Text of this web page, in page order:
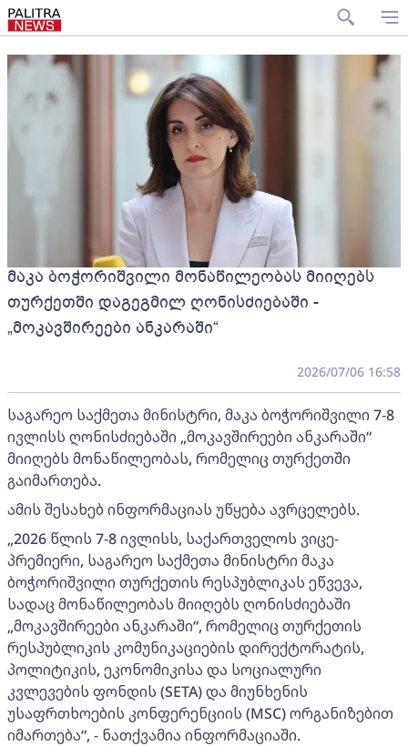
მაკა ბოჭორიშვილი მონაწილეობას მიიღებს
თურქეთში დაგეგმილ ღონისძიებაში -
„მოკავშირეები ანკარაში“
2026/07/06 16:58
საგარეო საქმეთა მინისტრი, მაკა ბოჭორიშვილი 7-8
ივლისს ღონისძიებაში „მოკავშირეები ანკარაში“
მიიღებს მონაწილეობას, რომელიც თურქეთში
გაიმართება.
ამის შესახებ ინფორმაციას უწყება ავრცელებს.
„2026 წლის 7-8 ივლისს, საქართველოს ვიცე-
პრემიერი, საგარეო საქმეთა მინისტრი მაკა
ბოჭორიშვილი თურქეთის რესპუბლიკას ეწვევა,
სადაც მონაწილეობას მიიღებს ღონისძიებაში
„მოკავშირეები ანკარაში“, რომელიც თურქეთის
რესპუბლიკის კომუნიკაციების დირექტორატის,
პოლიტიკის, ეკონომიკისა და სოციალური
კვლევების ფონდის (SETA) და მიუნხენის
უსაფრთხოების კონფერენციის (MSC) ორგანიზებით
იმართება“, - ნათქვამია ინფორმაციაში.